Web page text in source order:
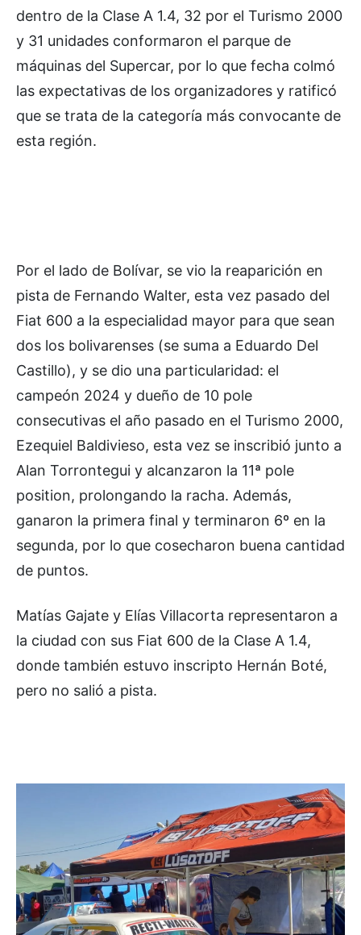
dentro de la Clase A 1.4, 32 por el Turismo 2000
y 31 unidades conformaron el parque de
máquinas del Supercar, por lo que fecha colmó
las expectativas de los organizadores y ratificó
que se trata de la categoría más convocante de
esta región.
Por el lado de Bolívar, se vio la reaparición en
pista de Fernando Walter, esta vez pasado del
Fiat 600 a la especialidad mayor para que sean
dos los bolivarenses (se suma a Eduardo Del
Castillo), y se dio una particularidad: el
campeón 2024 y dueño de 10 pole
consecutivas el año pasado en el Turismo 2000,
Ezequiel Baldivieso, esta vez se inscribió junto a
Alan Torrontegui y alcanzaron la 11ª pole
position, prolongando la racha. Además,
ganaron la primera final y terminaron 6º en la
segunda, por lo que cosecharon buena cantidad
de puntos.
Matías Gajate y Elías Villacorta representaron a
la ciudad con sus Fiat 600 de la Clase A 1.4,
donde también estuvo inscripto Hernán Boté,
pero no salió a pista.